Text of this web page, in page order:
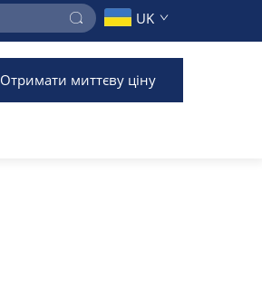
UK
Отримати миттєву ціну